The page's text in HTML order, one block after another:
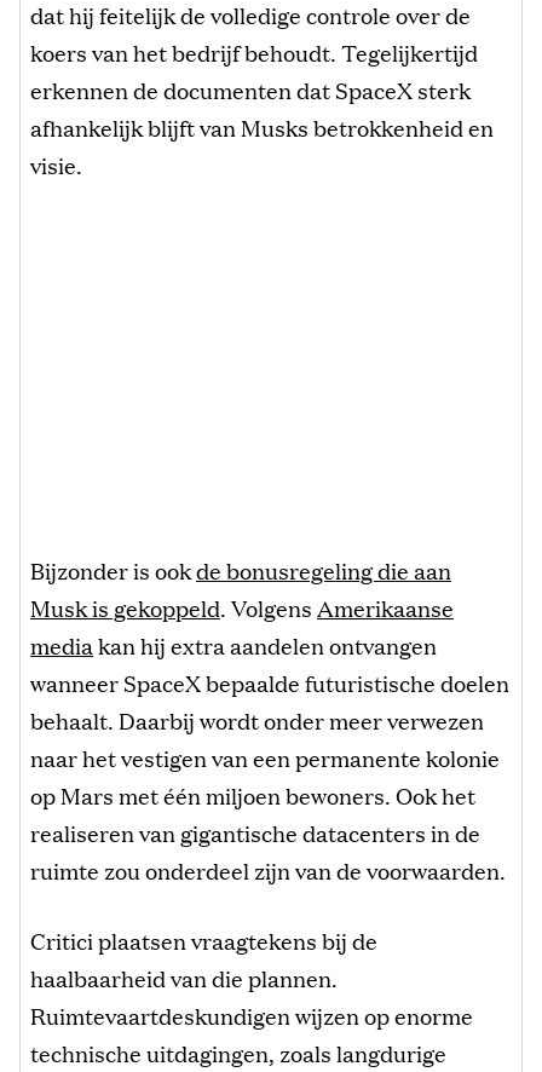
dat hij feitelijk de volledige controle over de
koers van het bedrijf behoudt. Tegelijkertijd
erkennen de documenten dat SpaceX sterk
afhankelijk blijft van Musks betrokkenheid en
visie.
Bijzonder is ookde bonusregeling die aan
Musk is gekoppeld. Volgens Amerikaanse
mediakan hij extra aandelen ontvangen
wanneer SpaceX bepaalde futuristische doelen
behaalt. Daarbij wordt onder meer verwezen
naar het vestigen van een permanente kolonie
op Mars met één miljoen bewoners. Ook het
realiseren van gigantische datacenters in de
ruimte zou onderdeel zijn van de voorwaarden.
Critici plaatsen vraagtekens bij de
haalbaarheid van die plannen.
Ruimtevaartdeskundigen wijzen op enorme
technische uitdagingen, zoals langdurige